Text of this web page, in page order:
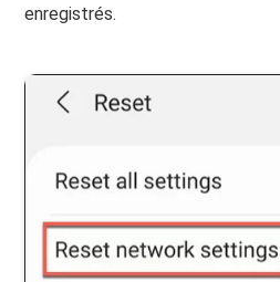
enregistrés.